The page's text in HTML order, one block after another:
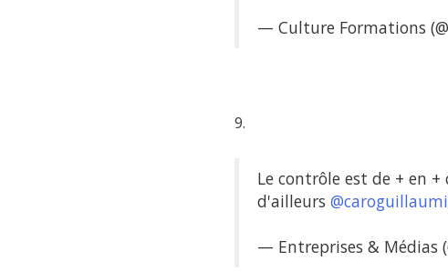
— Culture Formations
9.
Le contrôle est de + en
d'ailleurs
— Entreprises & Médias